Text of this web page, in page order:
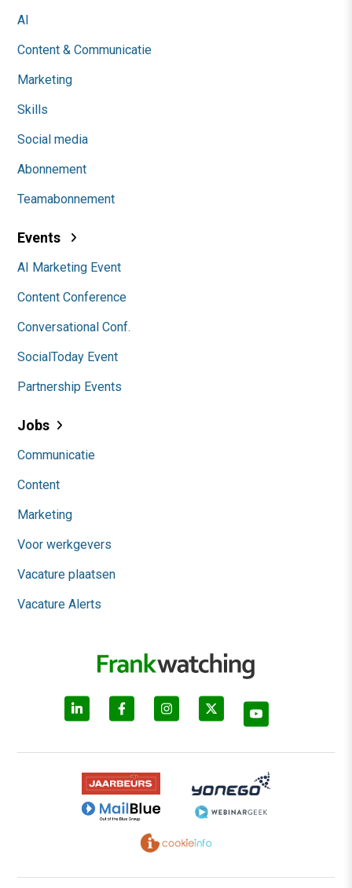
AI
Content & Communicatie
Marketing
Skills
Social media
Abonnement
Teamabonnement
Events
AI Marketing Event
Content Conference
Conversational Conf.
SocialToday Event
Partnership Events
Jobs
Communicatie
Content
Marketing
Voor werkgevers
Vacature plaatsen
Vacature Alerts